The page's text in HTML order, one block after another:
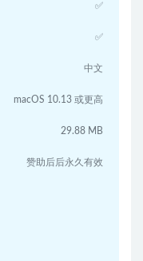
✅
✅
中文
macOS 10.13 或更高
29.88 MB
赞助后后永久有效